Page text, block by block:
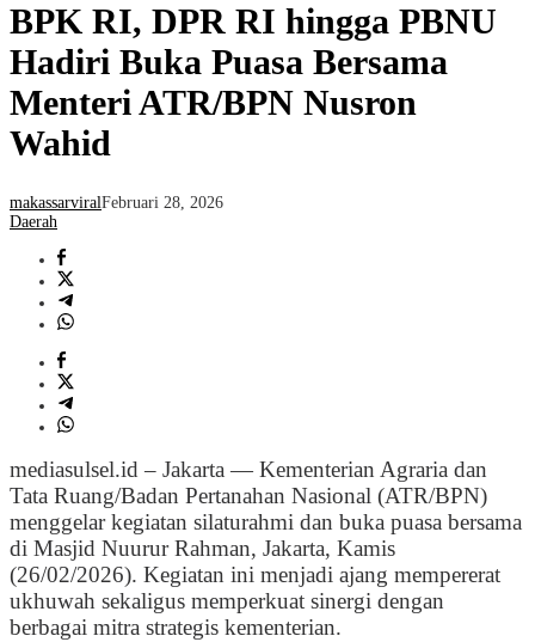
BPK RI, DPR RI hingga PBNU
Hadiri Buka Puasa Bersama
Menteri ATR/BPN Nusron
Wahid
makassarviralFebruari 28, 2026
Daerah
mediasulsel.id – Jakarta — Kementerian Agraria dan
Tata Ruang/Badan Pertanahan Nasional (ATR/BPN)
menggelar kegiatan silaturahmi dan buka puasa bersama
di Masjid Nuurur Rahman, Jakarta, Kamis
(26/02/2026). Kegiatan ini menjadi ajang mempererat
ukhuwah sekaligus memperkuat sinergi dengan
berbagai mitra strategis kementerian.